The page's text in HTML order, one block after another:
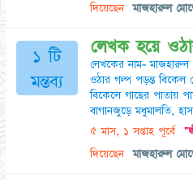
দিয়েছেন
মাজহারুল
১ টি
মন্তব্য
লেখক হয়ে
লেখকের নাম- মাজহারুল
ওঠার গল্প পড়ন্ত বিকেল
বিকেলে গাছের পাতায়
বাগানজুড়ে মধুমালতি,
৫ মাস, ১ সপ্তাহ পূর্বে
দিয়েছেন
মাজহারুল